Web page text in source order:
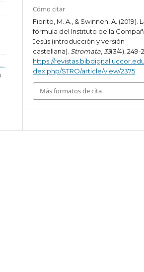
Cómo citar
Fiorito, M. A., & Swinnen, A. (2019).
fórmula del Instituto de la
Jesús (introducción y versión
castellana). Stromata ,33(3/4), 249-
https://
dex.php/STRO/article/view/2375
Más formatos de cita